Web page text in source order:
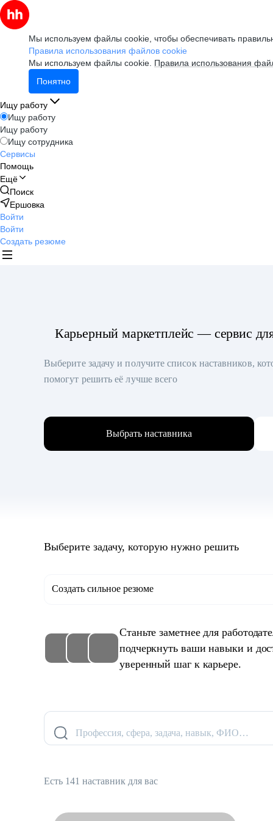
Мы используем файлы cookie, чтобы обеспечивать
Правила использования файлов cookie
Мы используем файлы cookie. Правила использования
Понятно
Ищу работу
Ищу работу
Ищу работу
Ищу сотрудника
Сервисы
Помощь
Ещё
Поиск
Ершовка
Войти
Войти
Создать резюме
Карьерный маркетплейс — сервис
Выберите задачу и получите список наставников,
помогут решить её лучше всего
Выбрать наставника
Выберите задачу, которую нужно решить
Создать сильное резюме
Станьте заметнее для
подчеркнуть ваши навыки и
уверенный шаг к карьере.
Профессия, сфера, задача, навык, ФИО…
Есть 141 наставник для вас